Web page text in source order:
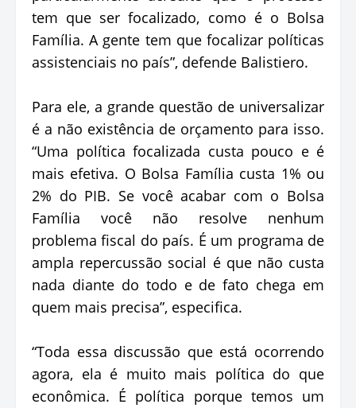
tem que ser focalizado, como é o Bolsa
Família. A gente tem que focalizar políticas
assistenciais no país”, defende Balistiero.
Para ele, a grande questão de universalizar
é a não existência de orçamento para isso.
“Uma política focalizada custa pouco e é
mais efetiva. O Bolsa Família custa 1% ou
2% do PIB. Se você acabar com o Bolsa
Família você não resolve nenhum
problema fiscal do país. É um programa de
ampla repercussão social é que não custa
nada diante do todo e de fato chega em
quem mais precisa”, especifica.
“Toda essa discussão que está ocorrendo
agora, ela é muito mais política do que
econômica. É política porque temos um